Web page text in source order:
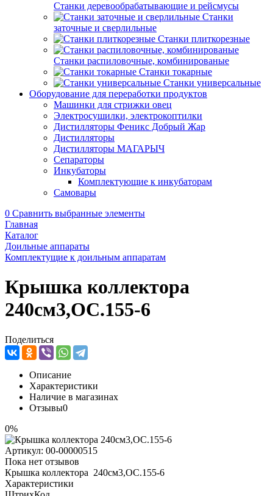
Станки деревообрабатывающие и рейсмусы
Станки
заточные и сверлильные
Станки плиткорезные
Станки распиловочные, комбинированые
Станки токарные
Станки универсальные
Оборудование для переработки продуктов
Машинки для стрижки овец
Электросушилки, электрокоптилки
Дистилляторы Феникс Добрый Жар
Дистилляторы
Дистилляторы МАГАРЫЧ
Сепараторы
Инкубаторы
Комплектующие к инкубаторам
Самовары
0 Сравнить выбранные элементы
Главная
Каталог
Доильные аппараты
Комплектущие к доильным аппаратам
Крышка коллектора
240см3,ОС.155-6
Поделиться
Описание
Характеристики
Наличие в магазинах
Отзывы0
0%
Артикул: 00-00000515
Пока нет отзывов
Крышка коллектора 240см3,ОС.155-6
Характеристики